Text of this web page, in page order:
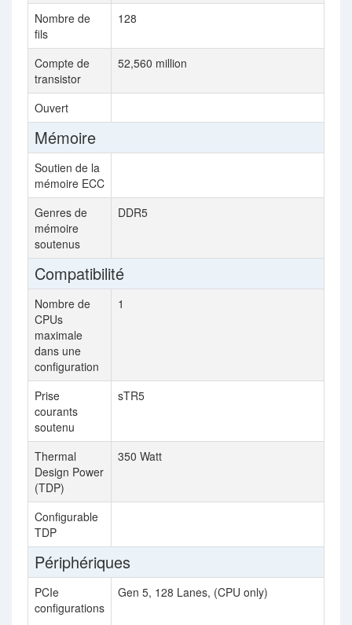
Nombre de
fils
128
Compte de
transistor
52,560 million
Ouvert
Mémoire
Soutien de la
mémoire ECC
Genres de
mémoire
soutenus
DDR5
Compatibilité
Nombre de
CPUs
maximale
dans une
configuration
1
Prise
courants
soutenu
sTR5
Thermal
Design Power
(TDP)
350 Watt
Configurable
TDP
Périphériques
PCIe
configurations
Gen 5, 128 Lanes, (CPU only)